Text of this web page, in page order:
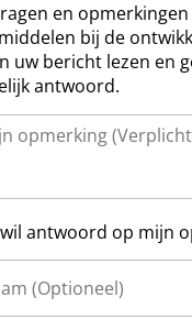
en
bij de
uw bericht lezen en
antwoord.
antwoord op mijn